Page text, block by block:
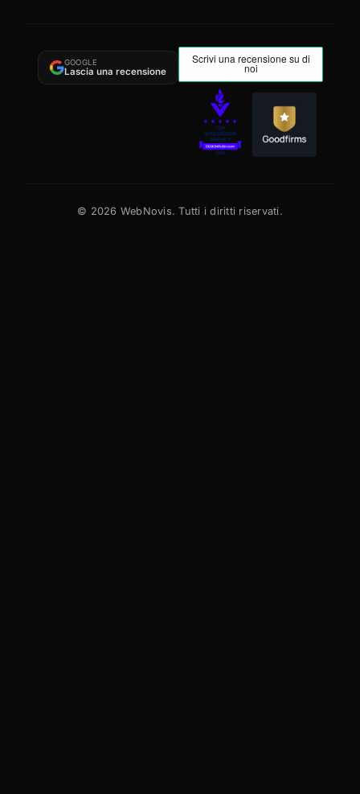
GOOGLE
Lascia una recensione
© 2026 WebNovis. Tutti i diritti riservati.